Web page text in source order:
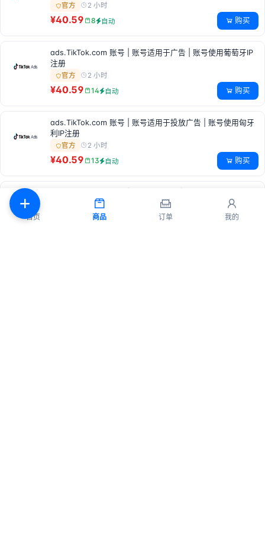
官方 2 小时
¥40.59 8 自动 购买
ads.TikTok.com 账号 | 账号适用于广告 | 账号使用葡萄牙IP
注册
官方 2 小时
¥40.59 14 自动 购买
ads.TikTok.com 账号 | 账号适用于投放广告 | 账号使用匈牙
利IP注册
官方 2 小时
¥40.59 13 自动 购买
2 小时
13 自动 购买
首页 商品 订单 我的